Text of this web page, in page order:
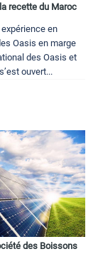
recette du Maroc
en
Oasis en marge
des Oasis et
ouvert...
des Boissons